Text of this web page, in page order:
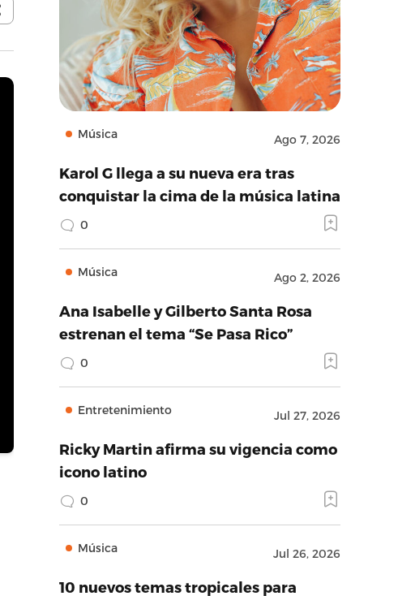
Música Ago 7, 2026
Karol G llega a su nueva era tras
conquistar la cima de la música latina
0
Música Ago 2, 2026
Ana Isabelle y Gilberto Santa Rosa
estrenan el tema “Se Pasa Rico”
0
Entretenimiento Jul 27, 2026
Ricky Martin afirma su vigencia como
icono latino
0
Música Jul 26, 2026
10 nuevos temas tropicales para